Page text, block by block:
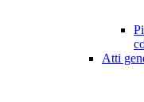
Atti